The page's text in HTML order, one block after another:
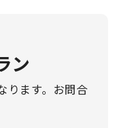
ン
ります。お問合